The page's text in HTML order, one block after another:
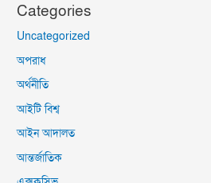
Categories
Uncategorized
অপরাধ
অর্থনীতি
আইটি বিশ্ব
আইন আদালত
আন্তর্জাতিক